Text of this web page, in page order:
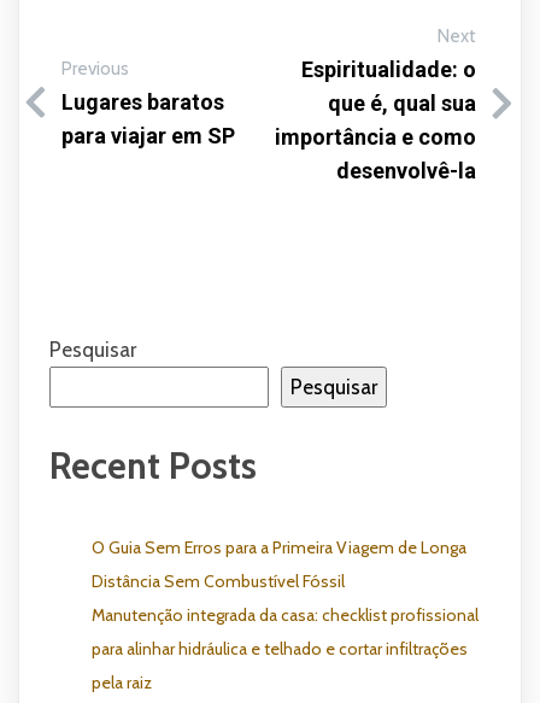
Previous
Lugares baratos
para viajar em SP
Next
Espiritualidade: o
que é, qual sua
importância e como
desenvolvê-la
Pesquisar
Pesquisar
Recent Posts
O Guia Sem Erros para a Primeira Viagem de Longa
Distância Sem Combustível Fóssil
Manutenção integrada da casa: checklist profissional
para alinhar hidráulica e telhado e cortar infiltrações
pela raiz